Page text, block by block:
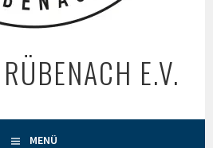
E.V.
MENÜ